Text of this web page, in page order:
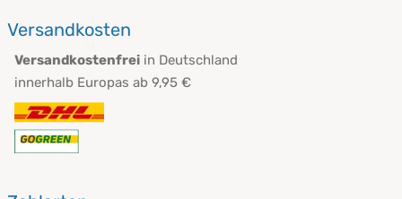
Versandkosten
Versandkostenfrei in Deutschland
innerhalb Europas ab 9,95 €